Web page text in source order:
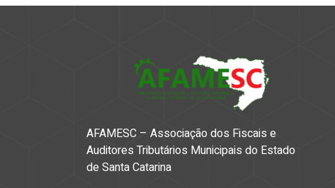
AFAMESC – Associação dos Fiscais e
Auditores Tributários Municipais do Estado
de Santa Catarina